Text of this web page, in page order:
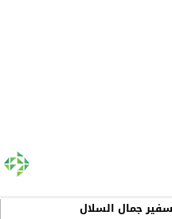
جمال السلال